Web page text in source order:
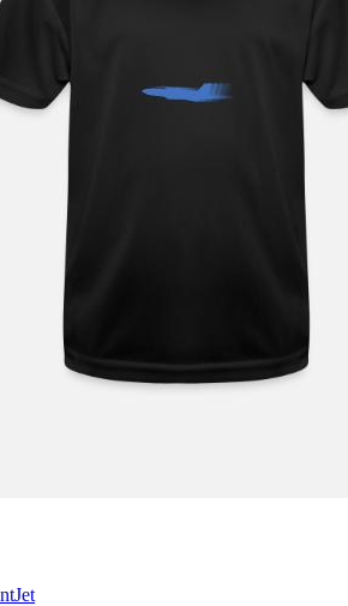
Jet